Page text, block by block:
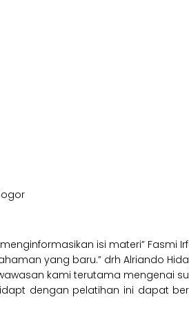
isi materi” Fasmi
yang baru.” drh Alriando
kami terutama mengenai
dengan pelatihan ini dapat